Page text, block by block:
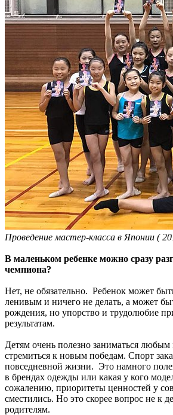
Проведение мастер-класса в Японии (
В маленьком ребенке можно сразу
чемпиона?
Нет, не обязательно. Ребенок может
ленивым и ничего не делать, а может
рождения, но упорство и трудолюбие
результатам.
Детям очень полезно заниматься
стремиться к новым победам. Спорт
повседневной жизни. Это намного
в брендах одежды или какая у кого
сожалению, приоритеты ценностей у
сместились. Но это скорее вопрос не к
родителям.